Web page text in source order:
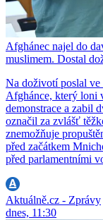
Afghánec najel do
muslimem. Dostal
Na doživotí poslal ve
Afghánce, který loni
demonstrace a zabil
označil za zvlášť
znemožňuje
před začátkem
před parlamentními
Aktuálně.cz - Zprávy
dnes, 11:30